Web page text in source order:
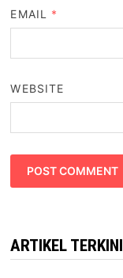
EMAIL *
WEBSITE
ARTIKEL TERKINI